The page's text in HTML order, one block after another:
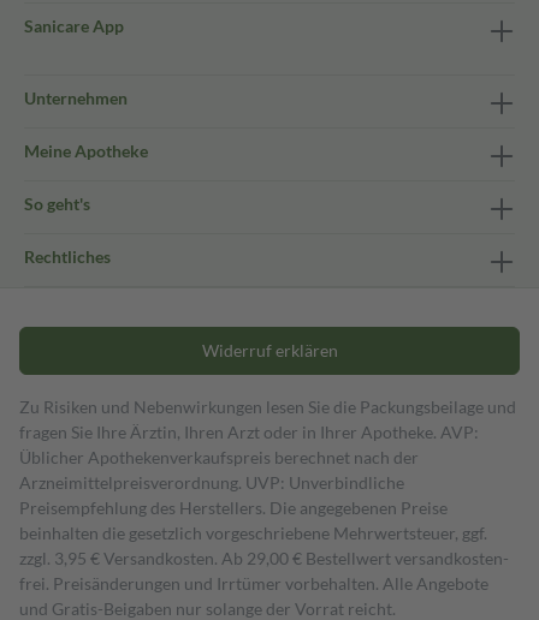
Sanicare App
Unternehmen
Meine Apotheke
So geht's
Rechtliches
Widerruf erklären
Zu Risiken und Nebenwirkungen lesen Sie die Packungsbeilage und
fragen Sie Ihre Ärztin, Ihren Arzt oder in Ihrer Apotheke. AVP:
Üblicher Apothekenverkaufspreis berechnet nach der
Arzneimittelpreisverordnung. UVP: Unverbindliche
Preisempfehlung des Herstellers. Die angegebenen Preise
beinhalten die gesetzlich vorgeschriebene Mehrwertsteuer, ggf.
zzgl. 3,95 € Versandkosten. Ab 29,00 € Bestell­wert versand­kosten­
frei. Preisänderungen und Irrtümer vorbehalten. Alle Angebote
und Gratis-Beigaben nur solange der Vorrat reicht.